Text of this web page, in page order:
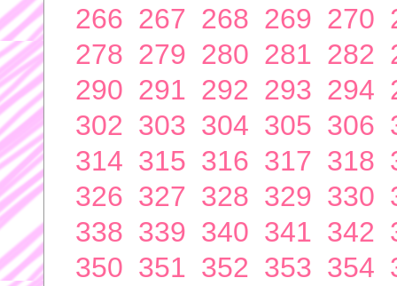
266 267 268 269 270
278 279 280 281 282
290 291 292 293 294
302 303 304 305 306
314 315 316 317 318
326 327 328 329 330
338 339 340 341 342
350 351 352 353 354